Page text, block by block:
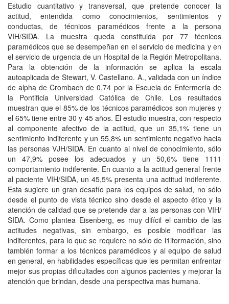
Estudio cuantitativo y transversal, que pretende conocer la
actitud, entendida como conocimientos, sentimientos y
conductas, de técnicos paramédicos frente a la persona
VIH/SIDA. La muestra queda constituida por 77 técnicos
paramédicos que se desempeñan en el servicio de medicina y en
el servicio de urgencia de un Hospital de la Región Metropolitana.
Para la obtención de la información se aplica la escala
autoaplicada de Stewart, V. Castellano. A., validada con un índice
de alpha de Crombach de 0,74 por la Escuela de Enfermería de
la Pontificia Universidad Católica de Chile. Los resultados
muestran que el 85% de los técnicos paramédicos son mujeres y
el 65% tiene entre 30 y 45 años. El estudio muestra, con respecto
al componente afectivo de la actitud, que un 35,1% tiene un
sentimiento indiferente y un 55,8% un sentimiento negativo hacia
las personas VJH/SIDA. En cuanto al nivel de conocimiento, sólo
un 47,9% posee los adecuados y un 50,6% tiene 1111
comportamiento indiferente. En cuanto a la actitud general frente
al paciente VIH/SIDA, un 45,5% presenta una actitud indiferente.
Esta sugiere un gran desafío para los equipos de salud, no sólo
desde el punto de vista técnico sino desde el aspecto ético y la
atención de calidad que se pretende dar a las personas con VIH/
SIDA. Como plantea Eisenberg, es muy difícil el cambio de las
actitudes negativas, sin embargo, es posible modificar las
indiferentes, para lo que se requiere no sólo de i1iformación, sino
también formar a los técnicos paramédicos y al equipo de salud
en general, en habilidades específicas que les permitan enfrentar
mejor sus propias dificultades con algunos pacientes y mejorar la
atención que brindan, desde una perspectiva mas humana.